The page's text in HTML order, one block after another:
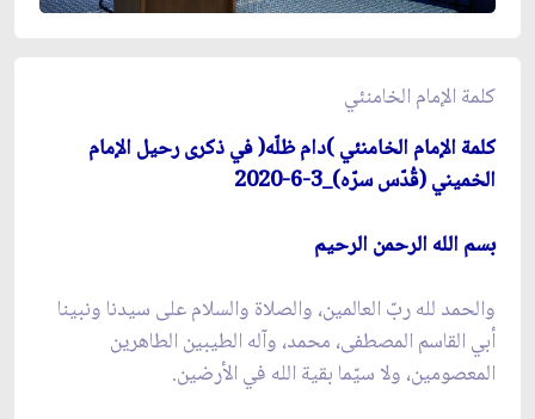
كلمة الإمام الخامنئي
كلمة الإمام الخامنئي )دام ظلّه( في ذكرى رحيل الإمام
الخميني (قُدّس سرّه)_3-6-2020
بسم الله الرحمن الرحيم
والحمد لله ربّ العالمين، والصلاة والسلام على سيدنا ونبينا
أبي القاسم المصطفى، محمد، وآله الطيبين الطاهرين
المعصومين، ولا سيّما بقية الله في الأرضين.